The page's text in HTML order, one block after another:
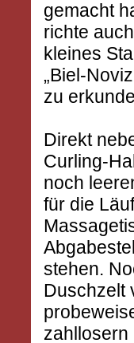
gemacht
richte
kleines
„Biel-
zu
Direkt
Curling-
noch
für die
stehen.
Duschzelt
zahllosern